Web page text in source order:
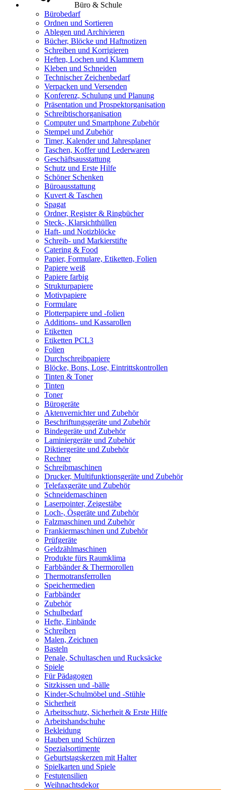
Büro & Schule
Bürobedarf
Ordnen und Sortieren
Ablegen und Archivieren
Bücher, Blöcke und Haftnotizen
Schreiben und Korrigieren
Heften, Lochen und Klammern
Kleben und Schneiden
Technischer Zeichenbedarf
Verpacken und Versenden
Konferenz, Schulung und Planung
Präsentation und Prospektorganisation
Schreibtischorganisation
Computer und Smartphone Zubehör
Stempel und Zubehör
Timer, Kalender und Jahresplaner
Taschen, Koffer und Lederwaren
Geschäftsausstattung
Schutz und Erste Hilfe
Schöner Schenken
Büroausstattung
Kuvert & Taschen
Spagat
Ordner, Register & Ringbücher
Steck-, Klarsichthüllen
Haft- und Notizblöcke
Schreib- und Markierstifte
Catering & Food
Papier, Formulare, Etiketten, Folien
Papiere weiß
Papiere farbig
Strukturpapiere
Motivpapiere
Formulare
Plotterpapiere und -folien
Additions- und Kassarollen
Etiketten
Etiketten PCL3
Folien
Durchschreibpapiere
Blöcke, Bons, Lose, Eintrittskontrollen
Tinten & Toner
Tinten
Toner
Bürogeräte
Aktenvernichter und Zubehör
Beschriftungsgeräte und Zubehör
Bindegeräte und Zubehör
Laminiergeräte und Zubehör
Diktiergeräte und Zubehör
Rechner
Schreibmaschinen
Drucker, Multifunktionsgeräte und Zubehör
Telefaxgeräte und Zubehör
Schneidemaschinen
Laserpointer, Zeigestäbe
Loch-, Ösgeräte und Zubehör
Falzmaschinen und Zubehör
Frankiermaschinen und Zubehör
Prüfgeräte
Geldzählmaschinen
Produkte fürs Raumklima
Farbbänder & Thermorollen
Thermotransferrollen
Speichermedien
Farbbänder
Zubehör
Schulbedarf
Hefte, Einbände
Schreiben
Malen, Zeichnen
Basteln
Penale, Schultaschen und Rucksäcke
Spiele
Für Pädagogen
Sitzkissen und -bälle
Kinder-Schulmöbel und -Stühle
Sicherheit
Arbeitsschutz, Sicherheit & Erste Hilfe
Arbeitshandschuhe
Bekleidung
Hauben und Schürzen
Spezialsortimente
Geburtstagskerzen mit Halter
Spielkarten und Spiele
Festutensilien
Weihnachtsdekor